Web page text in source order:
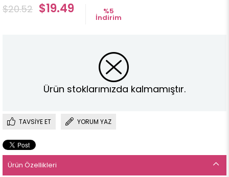
$20.52 $19.49 %5
İndirim
Ürün stoklarımızda kalmamıştır.
TAVSIYE ET YORUM YAZ
Ürün Özellikleri